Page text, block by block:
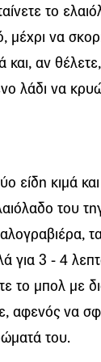
το
να
και, αν
λάδι να
είδη κιμά
του
για 3 - 4
το μπολ με
αφενός να
του.